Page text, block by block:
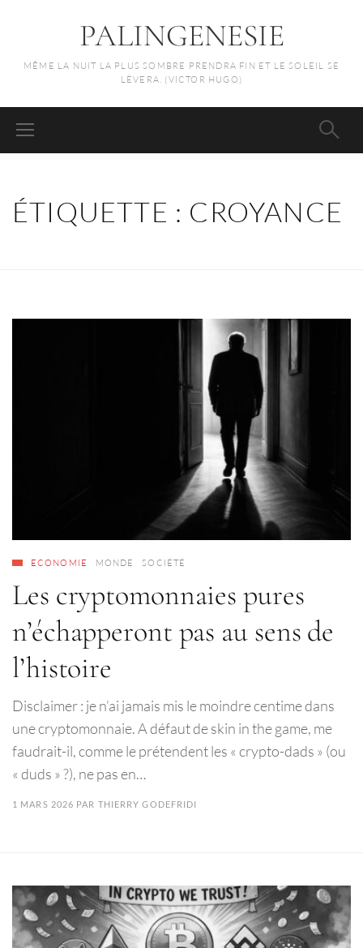
PALINGENESIE
MÊME LA NUIT LA PLUS SOMBRE PRENDRA FIN ET LE SOLEIL SE
LÈVERA. (VICTOR HUGO)
ÉTIQUETTE : CROYANCE
ECONOMIE MONDE SOCIÉTÉ
Les cryptomonnaies pures
n’échapperont pas au sens de
l’histoire
Disclaimer : je n’ai jamais mis le moindre centime dans
une cryptomonnaie. A défaut de skin in the game, me
faudrait-il, comme le prétendent les « crypto-dads » (ou
« duds » ?), ne pas en…
1 MARS 2026 PAR THIERRY GODEFRIDI